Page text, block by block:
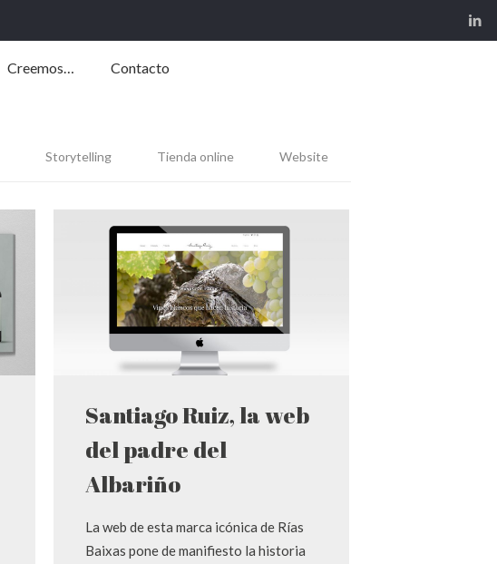
Creemos… Contacto
Storytelling Tienda online Website
Santiago Ruiz, la web
del padre del
Albariño
La web de esta marca icónica de Rías
Baixas pone de manifiesto la historia